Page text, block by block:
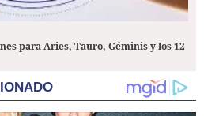
para Aries, Tauro, Géminis y los 12